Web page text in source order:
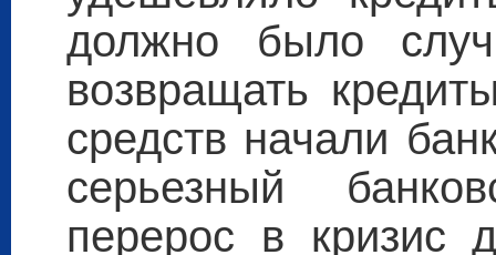
должно было
возвращать
средств начали
серьезный
перерос в кризис